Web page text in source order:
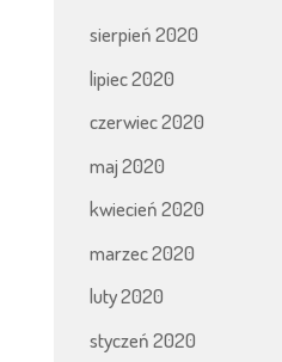
sierpień 2020
lipiec 2020
czerwiec 2020
maj 2020
kwiecień 2020
marzec 2020
luty 2020
styczeń 2020